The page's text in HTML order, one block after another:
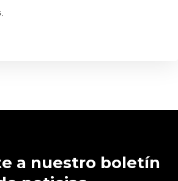
a nuestro boletín